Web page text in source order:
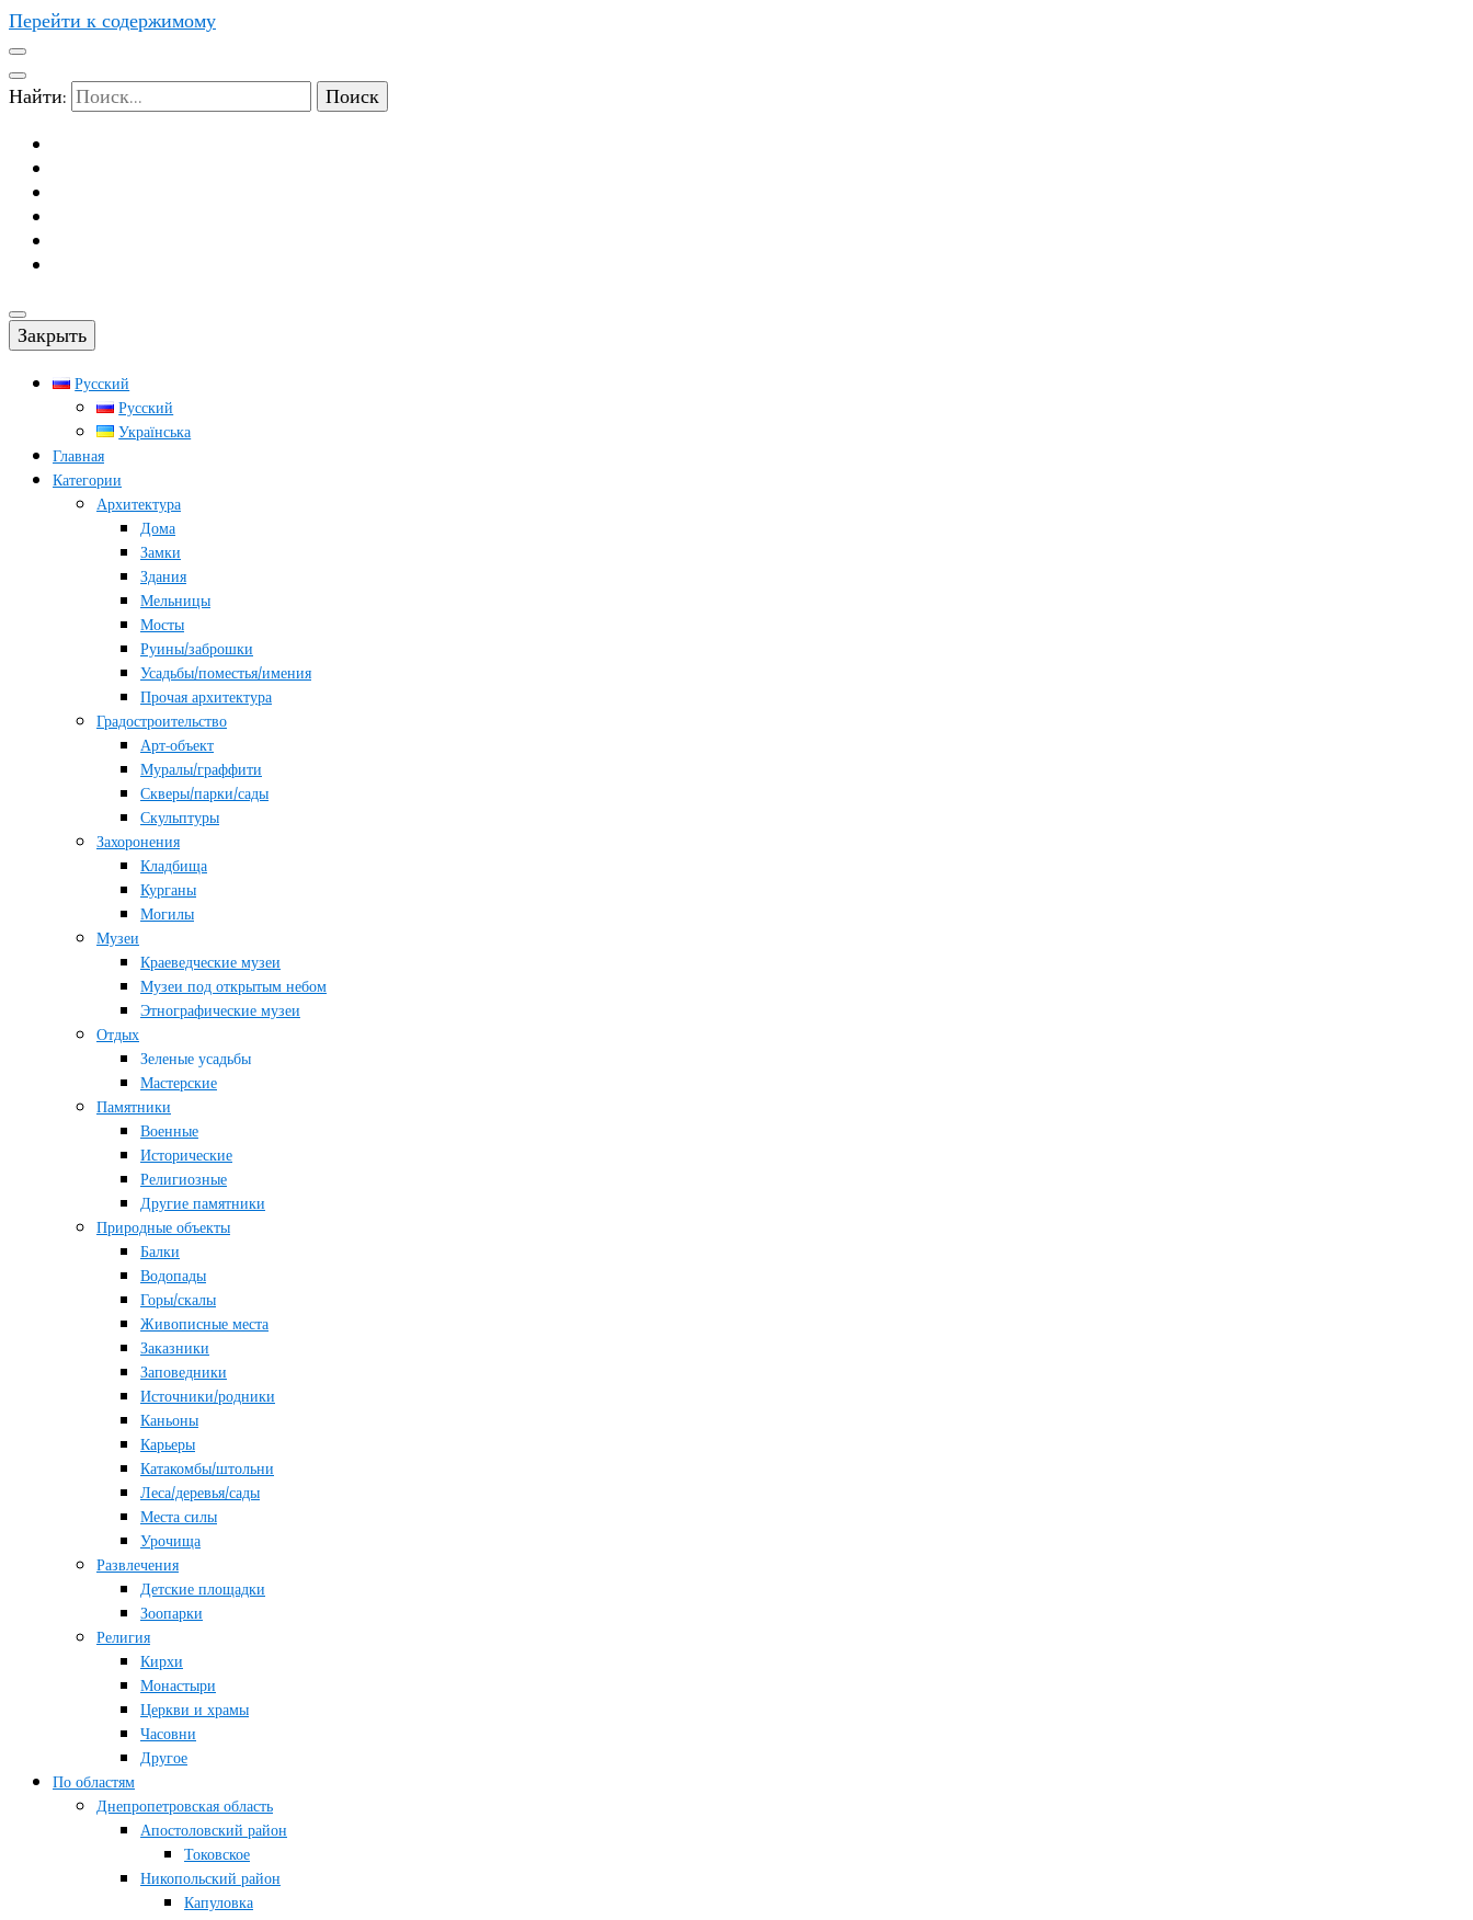
Перейти к содержимому
Найти:
Закрыть
Русский
Русский
Українська
Главная
Категории
Архитектура
Дома
Замки
Здания
Мельницы
Мосты
Руины/заброшки
Усадьбы/поместья/имения
Прочая архитектура
Градостроительство
Арт-объект
Муралы/граффити
Скверы/парки/сады
Скульптуры
Захоронения
Кладбища
Курганы
Могилы
Музеи
Краеведческие музеи
Музеи под открытым небом
Этнографические музеи
Отдых
Зеленые усадьбы
Мастерские
Памятники
Военные
Исторические
Религиозные
Другие памятники
Природные объекты
Балки
Водопады
Горы/скалы
Живописные места
Заказники
Заповедники
Источники/родники
Каньоны
Карьеры
Катакомбы/штольни
Леса/деревья/сады
Места силы
Урочища
Развлечения
Детские площадки
Зоопарки
Религия
Кирхи
Монастыри
Церкви и храмы
Часовни
Другое
По областям
Днепропетровская область
Апостоловский район
Токовское
Никопольский район
Капуловка